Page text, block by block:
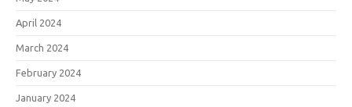
April 2024
March 2024
February 2024
January 2024